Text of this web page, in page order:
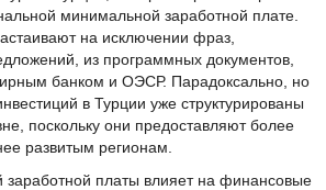
минимальной заработной плате.
на исключении фраз,
из программных документов,
банком и ОЭСР. Парадоксально, но
в Турции уже структурированы
поскольку они предоставляют более
развитым регионам.
платы влияет на финансовые